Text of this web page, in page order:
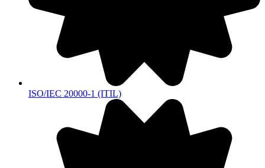
ISO/IEC 20000-1 (ITIL)